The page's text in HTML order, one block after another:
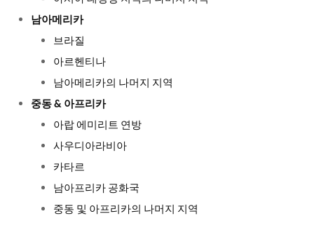
남아메리카
브라질
아르헨티나
남아메리카의 나머지 지역
중동 & 아프리카
아랍 에미리트 연방
사우디아라비아
카타르
남아프리카 공화국
중동 및 아프리카의 나머지 지역